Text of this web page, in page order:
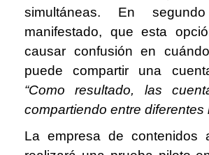
simultáneas. En
manifestado, que esta
causar confusión en
puede compartir una
“Como resultado, las
compartiendo entre diferentes
La empresa de contenidos